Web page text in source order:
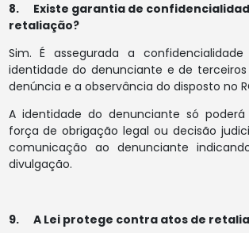
8. Existe garantia de
retaliação?
Sim. É assegurada a
identidade do denunciante e de
denúncia e a observância do disposto no
A identidade do denunciante só
força de obrigação legal ou decisão
comunicação ao denunciante
divulgação.
9. A Lei protege contra atos de